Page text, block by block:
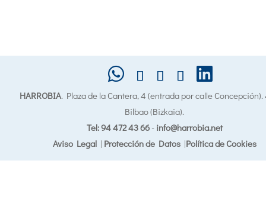
HARROBIA. Plaza de la Cantera, 4 (entrada por calle
Bilbao (Bizkaia).
Tel: 94 472 43 66- info@harrobia.net
Aviso Legal| Protección de Datos|Política de Cookies